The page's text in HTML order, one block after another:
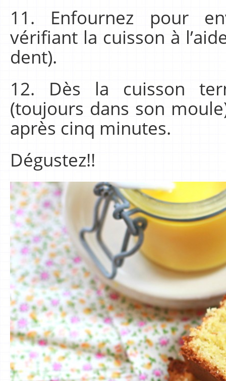
11. Enfournez pour
vérifiant la cuisson à
dent).
12. Dès la cuisson
(toujours dans son
après cinq minutes.
Dégustez!!